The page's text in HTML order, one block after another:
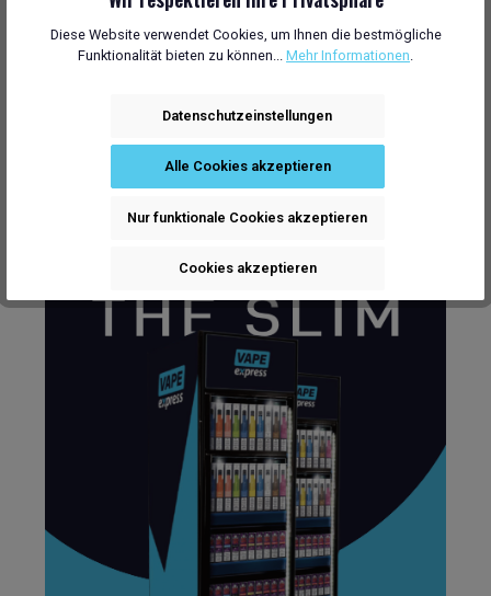
Verfügbare
Modelle
Diese Website verwendet Cookies, um Ihnen die bestmögliche
Funktionalität bieten zu können... Mehr Informationen.
Datenschutzeinstellungen
Alle Cookies akzeptieren
Nur funktionale Cookies akzeptieren
Cookies akzeptieren